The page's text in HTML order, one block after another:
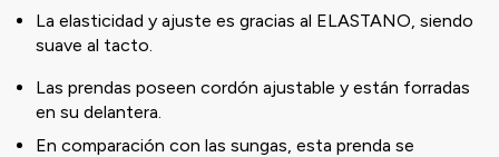
La elasticidad y ajuste es gracias al ELASTANO, siendo
suave al tacto.
Las prendas poseen cordón ajustable y están forradas
en su delantera.
En comparación con las sungas, esta prenda se